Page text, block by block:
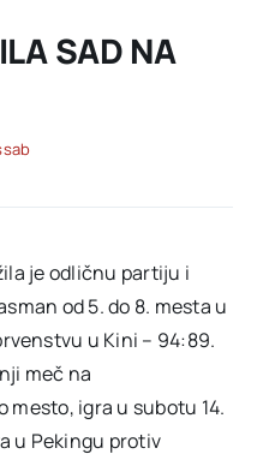
SAD NA
je odličnu partiju i
od 5. do 8. mesta u
u Kini – 94:89.
meč na
mesto, igra u subotu 14.
u Pekingu protiv